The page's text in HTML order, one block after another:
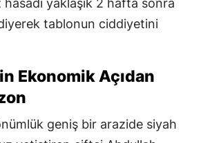
yaklaşık 2 hafta sonra
tablonun ciddiyetini
Ekonomik Açıdan
geniş bir arazide siyah